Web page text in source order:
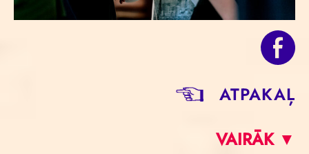
ATPAKAĻ
VAIRĀK ▼